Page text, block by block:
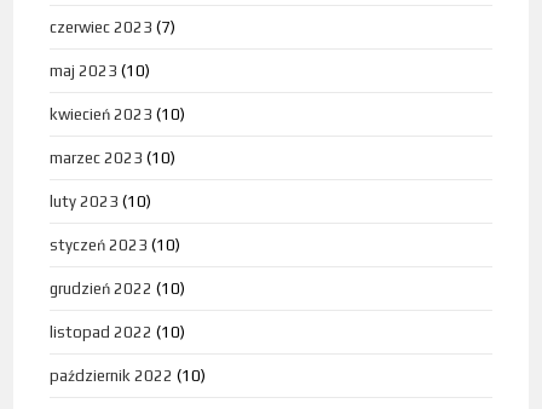
czerwiec 2023 (7)
maj 2023 (10)
kwiecień 2023 (10)
marzec 2023 (10)
luty 2023 (10)
styczeń 2023 (10)
grudzień 2022 (10)
listopad 2022 (10)
październik 2022 (10)